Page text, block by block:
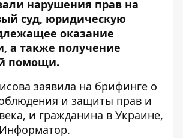
нарушения прав на
суд, юридическую
оказание
а также получение
помощи.
заявила на брифинге о
и защиты прав и
и гражданина в Украине,
Информатор.